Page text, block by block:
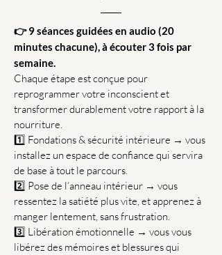
👉 9 séances guidées en audio (20
minutes chacune), à écouter 3 fois par
semaine.
Chaque étape est conçue pour
reprogrammer votre inconscient et
transformer durablement votre rapport à la
nourriture.
1️⃣ Fondations & sécurité intérieure → vous
installez un espace de confiance qui servira
de base à tout le parcours.
2️⃣ Pose de l’anneau intérieur → vous
ressentez la satiété plus vite, et apprenez à
manger lentement, sans frustration.
3️⃣ Libération émotionnelle → vous vous
libérez des mémoires et blessures qui